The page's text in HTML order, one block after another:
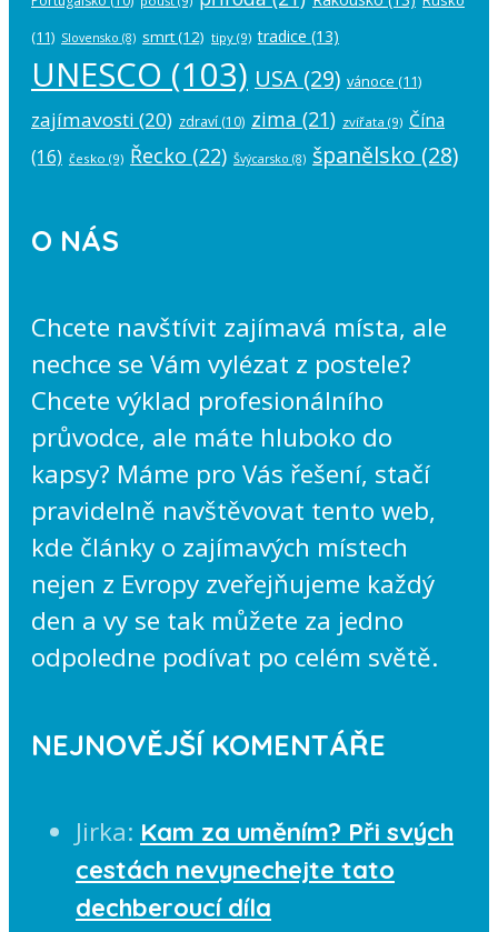
(11) Slovensko (8) smrt(12) tipy (9) tradice (13)
UNESCO (103) USA (29) vánoce (11)
zajímavosti (20) zdraví (10) zima (21) zvířata (9) Čína
(16) česko (9) Řecko (22) Švýcarsko (8) španělsko (28)
O NÁS
Chcete navštívit zajímavá místa, ale
nechce se Vám vylézat z postele?
Chcete výklad profesionálního
průvodce, ale máte hluboko do
kapsy? Máme pro Vás řešení, stačí
pravidelně navštěvovat tento web,
kde články o zajímavých místech
nejen z Evropy zveřejňujeme každý
den a vy se tak můžete za jedno
odpoledne podívat po celém světě.
NEJNOVĚJŠÍ KOMENTÁŘE
Jirka: Kam za uměním? Při svých
cestách nevynechejte tato
dechberoucí díla